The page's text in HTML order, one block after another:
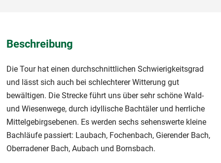
Beschreibung
Die Tour hat einen durchschnittlichen Schwierigkeitsgrad
und lässt sich auch bei schlechterer Witterung gut
bewältigen. Die Strecke führt uns über sehr schöne Wald-
und Wiesenwege, durch idyllische Bachtäler und herrliche
Mittelgebirgsebenen. Es werden sechs sehenswerte kleine
Bachläufe passiert: Laubach, Fochenbach, Gierender Bach,
Oberradener Bach, Aubach und Bornsbach.